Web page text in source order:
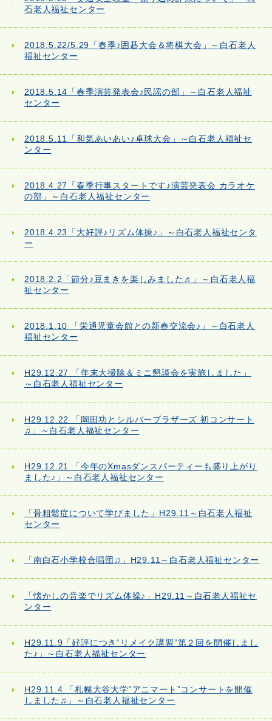
石老人福祉センター
2018.5.22/5.29「春季♪囲碁大会＆将棋大会」～白石老人
福祉センター
2018.5.14「春季演芸発表会♪民謡の部」～白石老人福祉
センター
2018.5.11「和気あいあい♪卓球大会」～白石老人福祉セ
ンター
2018.4.27「春季行事スタートです♪演芸発表会 カラオケ
の部」～白石老人福祉センター
2018.4.23「大好評♪リズム体操♪」～白石老人福祉センタ
ー
2018.2.2「節分♪豆まきを楽しみました♬」～白石老人福
祉センター
2018.1.10 「栄通児童会館との新春交流会♪」～白石老人
福祉センター
H29.12.27 「年末大掃除＆ミニ懇談会を実施しました」
～白石老人福祉センター
H29.12.22 「岡田功とシルバーブラザーズ 初コンサート
♫」～白石老人福祉センター
H29.12.21 「今年のXmasダンスパーティーも盛り上がり
ました♪」～白石老人福祉センター
「骨粗鬆症について学びました」H29.11～白石老人福祉
センター
「南白石小学校合唱団♫」H29.11～白石老人福祉センター
「懐かしの音楽でリズム体操♪」H29.11～白石老人福祉セ
ンター
H29.11.9「好評につき“リメイク講習”第２回を開催しまし
た♪」～白石老人福祉センター
H29.11.4 「札幌大谷大学“アニマート”コンサートを開催
しました♫」～白石老人福祉センター